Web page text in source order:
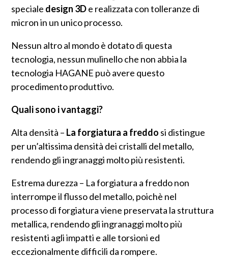
speciale design 3De realizzata con tolleranze di
micron in un unico processo.
Nessun altro al mondo è dotato di questa
tecnologia, nessun mulinello che non abbia la
tecnologia HAGANE può avere questo
procedimento produttivo.
Quali sono i vantaggi?
Alta densità – La forgiatura a freddo si distingue
per un’altissima densità dei cristalli del metallo,
rendendo gli ingranaggi molto più resistenti.
Estrema durezza – La forgiatura a freddo non
interrompe il flusso del metallo, poichè nel
processo di forgiatura viene preservata la struttura
metallica, rendendo gli ingranaggi molto più
resistenti agli impatti e alle torsioni ed
eccezionalmente difficili da rompere.